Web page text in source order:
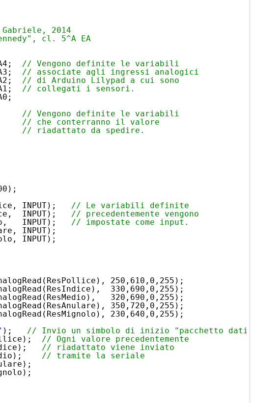
2014
cl. 5^A EA
// Vengono definite le variabili
// associate agli ingressi analogici
A2; // di Arduino Lilypad a cui sono
// collegati i sensori.
// Vengono definite le variabili
// che conterranno il valore
// riadattato da spedire.
INPUT); // Le variabili definite
INPUT); // precedentemente vengono
INPUT); // impostate come input.
INPUT);
INPUT);
250,610,0,255);
330,690,0,255);
320,690,0,255);
350,720,0,255);
230,640,0,255);
); // Invio un simbolo di inizio "pacchetto dati".
// Ogni valore precedentemente
// riadattato viene inviato
// tramite la seriale